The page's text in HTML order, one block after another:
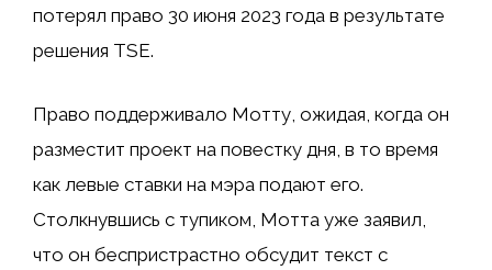
потерял право 30 июня 2023 года в результате
решения TSE.
Право поддерживало Мотту, ожидая, когда он
разместит проект на повестку дня, в то время
как левые ставки на мэра подают его.
Столкнувшись с тупиком, Мотта уже заявил,
что он беспристрастно обсудит текст с